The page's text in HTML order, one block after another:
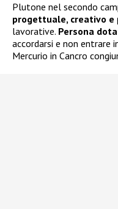
Plutone nel secondo
progettuale, creativo e
lavorative. Persona
accordarsi e non entrare
Mercurio in Cancro